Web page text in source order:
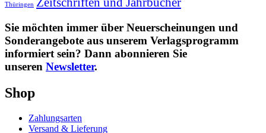
Thüringen
Sie möchten immer über Neuerscheinungen und
Sonderangebote aus unserem Verlagsprogramm
informiert sein? Dann abonnieren Sie
unseren Newsletter.
Shop
Zahlungsarten
Versand & Lieferung